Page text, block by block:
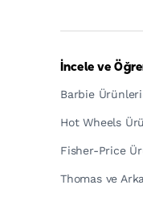
İncele ve
Barbie
Hot Wheels
Fisher-Price
Thomas ve